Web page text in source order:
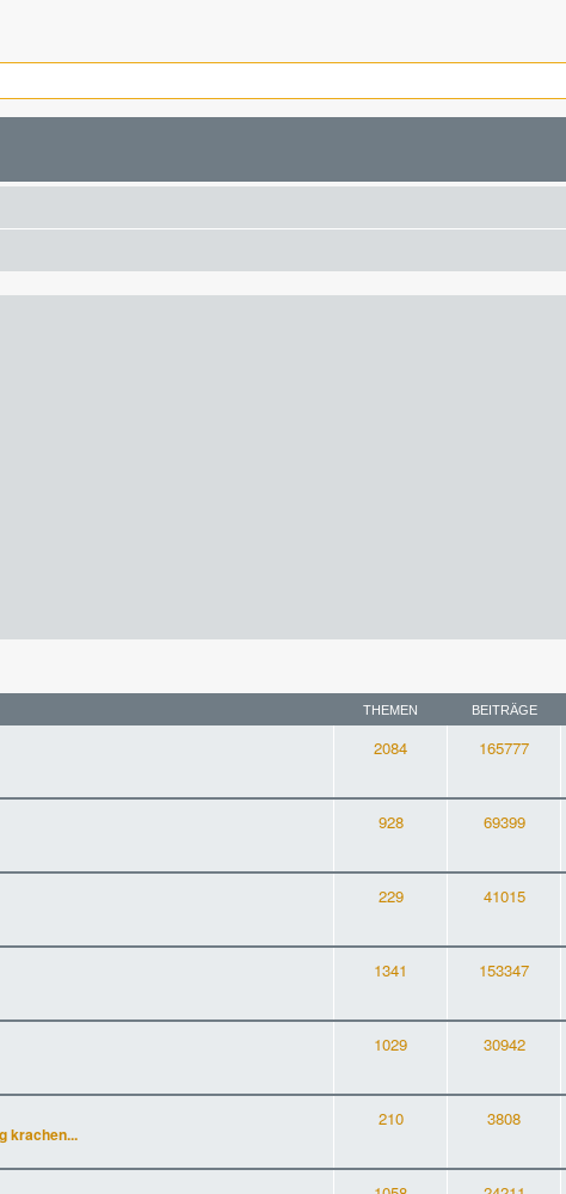
THEMEN BEITRÄGE
2084 165777
928 69399
229 41015
1341 153347
1029 30942
krachen...
210 3808